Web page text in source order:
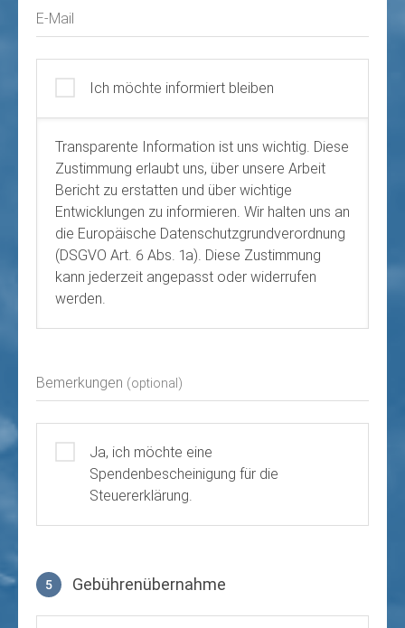
E-Mail
Ich möchte informiert bleiben
Transparente Information ist uns wichtig. Diese
Zustimmung erlaubt uns, über unsere Arbeit
Bericht zu erstatten und über wichtige
Entwicklungen zu informieren. Wir halten uns an
die Europäische Datenschutzgrundverordnung
(DSGVO Art. 6 Abs. 1a). Diese Zustimmung
kann jederzeit angepasst oder widerrufen
werden.
Bemerkungen (optional)
Ja, ich möchte eine
Spendenbescheinigung für die
Steuererklärung.
5 Gebührenübernahme